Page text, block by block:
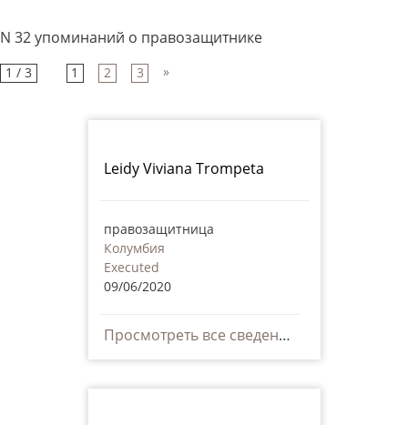
N 32 упоминаний о правозащитнике
1 / 3 1 2 3 »
Leidy Viviana Trompeta
правозащитница
Колумбия
Executed
09/06/2020
Просмотреть все сведения